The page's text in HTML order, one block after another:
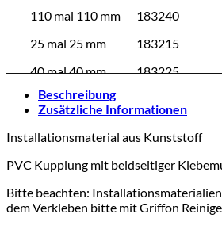
110 mal 110 mm
183240
25 mal 25 mm
183215
40 mal 40 mm
183225
Beschreibung
Zusätzliche Informationen
Installationsmaterial aus Kunststoff
PVC Kupplung mit beidseitiger
Bitte beachten:
dem Verkleben bitte mit Griffon